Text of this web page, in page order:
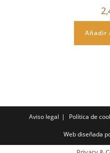
Añadir
Aviso legal Política de
Web diseñada